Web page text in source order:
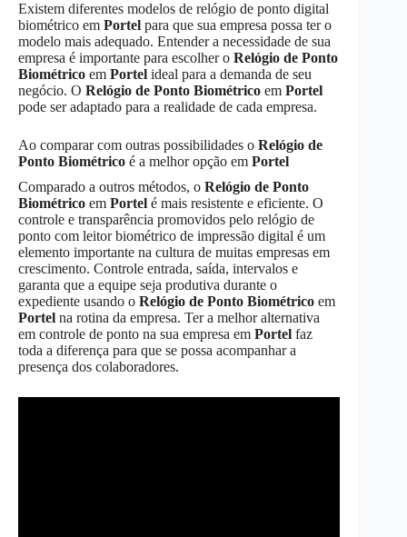
Existem diferentes modelos de relógio de ponto digital
biométrico em Portel para que sua empresa possa ter o
modelo mais adequado. Entender a necessidade de sua
empresa é importante para escolher o Relógio de Ponto
Biométrico em Portel ideal para a demanda de seu
negócio. O Relógio de Ponto Biométrico em Portel
pode ser adaptado para a realidade de cada empresa.
Ao comparar com outras possibilidades o Relógio de
Ponto Biométrico é a melhor opção em Portel
Comparado a outros métodos, o Relógio de Ponto
Biométrico em Portel é mais resistente e eficiente. O
controle e transparência promovidos pelo relógio de
ponto com leitor biométrico de impressão digital é um
elemento importante na cultura de muitas empresas em
crescimento. Controle entrada, saída, intervalos e
garanta que a equipe seja produtiva durante o
expediente usando o Relógio de Ponto Biométrico em
Portel na rotina da empresa. Ter a melhor alternativa
em controle de ponto na sua empresa em Portel faz
toda a diferença para que se possa acompanhar a
presença dos colaboradores.